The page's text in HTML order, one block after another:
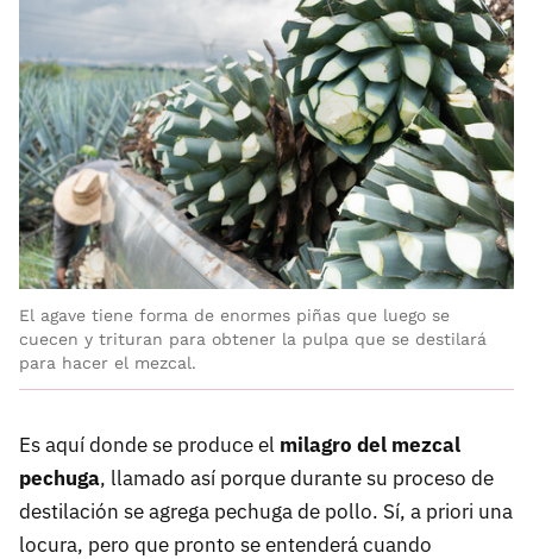
El agave tiene forma de enormes piñas que luego se
cuecen y trituran para obtener la pulpa que se destilará
para hacer el mezcal.
Es aquí donde se produce el milagro del mezcal
pechuga, llamado así porque durante su proceso de
destilación se agrega pechuga de pollo. Sí, a priori una
locura, pero que pronto se entenderá cuando